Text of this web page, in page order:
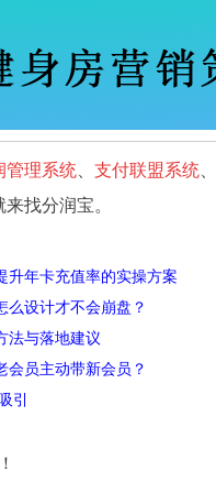
管理系统 支付联盟系统
找分润宝。
升年卡充值率的实操方案
么设计才不会崩盘？
法与落地建议
会员主动带新会员？
引
！